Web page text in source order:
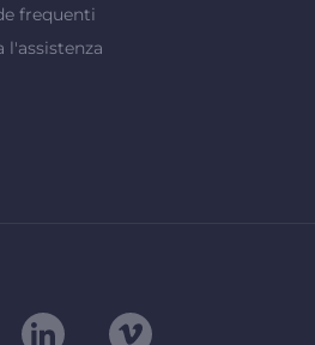
frequenti
l'assistenza